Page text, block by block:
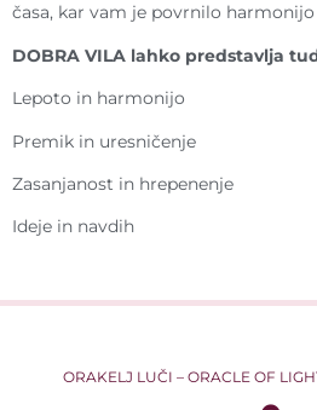
časa, kar vam je povrnilo
DOBRA VILA lahko predstavlja
Lepoto in harmonijo
Premik in uresničenje
Zasanjanost in hrepenenje
Ideje in navdih
ORAKELJ LUČI – ORACLE OF